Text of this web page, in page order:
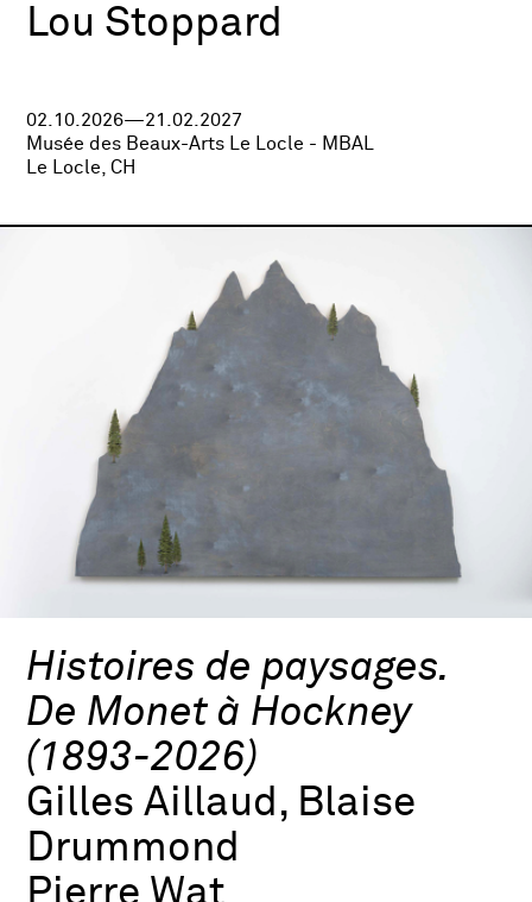
Lou Stoppard
02.10.2026—21.02.2027
Musée des Beaux-Arts Le Locle - MBAL
Le Locle, CH
Histoires de paysages.
De Monet à Hockney
(1893-2026)
Gilles Aillaud, Blaise
Drummond
Pierre Wat